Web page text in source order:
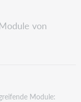
von
Module: